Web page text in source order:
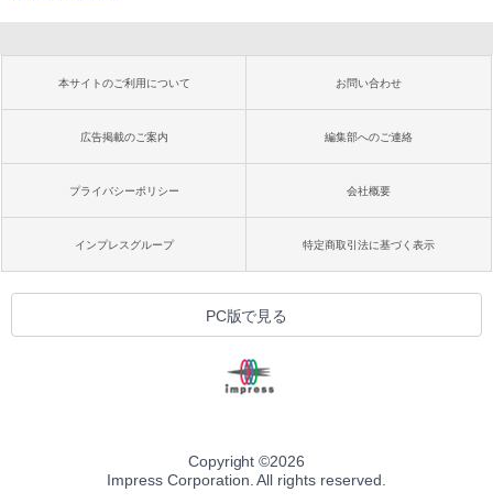
本サイトのご利用について お問い合わせ
広告掲載のご案内 編集部へのご連絡
プライバシーポリシー 会社概要
インプレスグループ 特定商取引法に基づく表示
PC版で見る
Copyright ©2026
Impress Corporation. All rights reserved.